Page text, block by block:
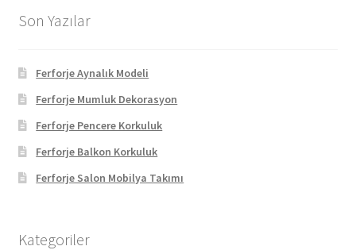
Son Yazılar
Ferforje Aynalık Modeli
Ferforje Mumluk Dekorasyon
Ferforje Pencere Korkuluk
Ferforje Balkon Korkuluk
Ferforje Salon Mobilya Takımı
Kategoriler